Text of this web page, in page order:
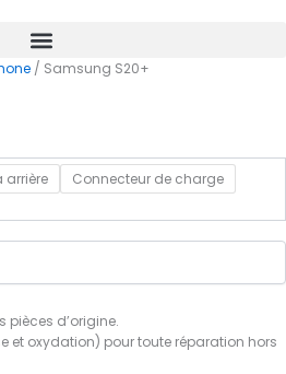
/ Samsung S20+
arrière
Connecteur de charge
pièces d’origine.
et oxydation) pour toute réparation hors